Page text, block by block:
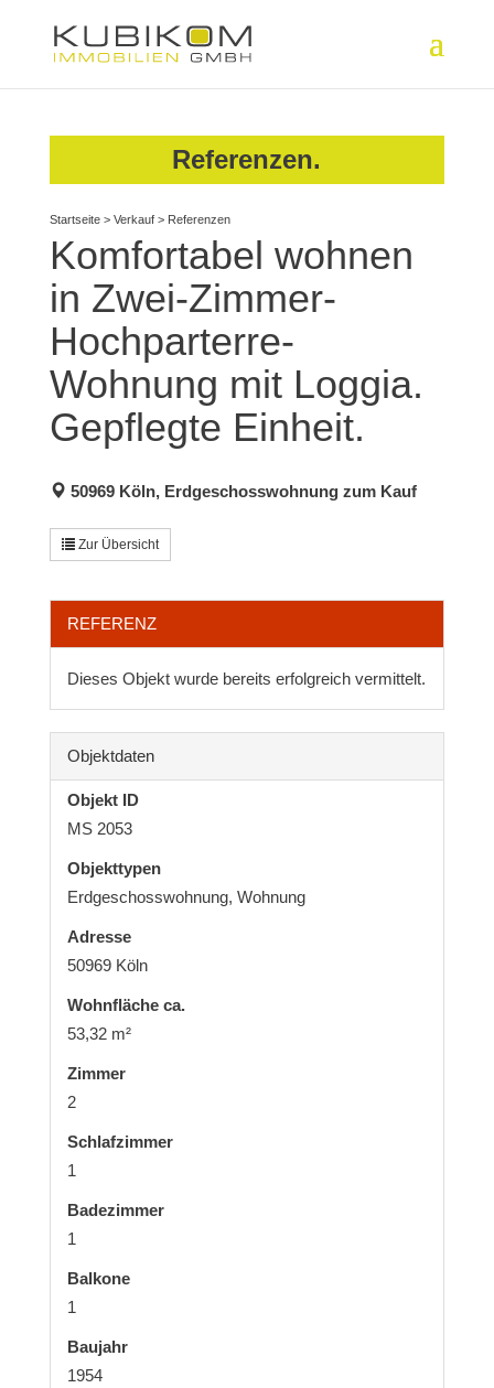
Referenzen.
Startseite> Verkauf> Referenzen
Komfortabel wohnen
in Zwei-Zimmer-
Hochparterre-
Wohnung mit Loggia.
Gepflegte Einheit.
50969 Köln, Erdgeschosswohnung zum Kauf
Zur Übersicht
REFERENZ
Dieses Objekt wurde bereits erfolgreich vermittelt.
Objektdaten
Objekt ID
MS 2053
Objekttypen
Erdgeschosswohnung, Wohnung
Adresse
50969 Köln
Wohnfläche ca.
53,32 m²
Zimmer
2
Schlafzimmer
1
Badezimmer
1
Balkone
1
Baujahr
1954